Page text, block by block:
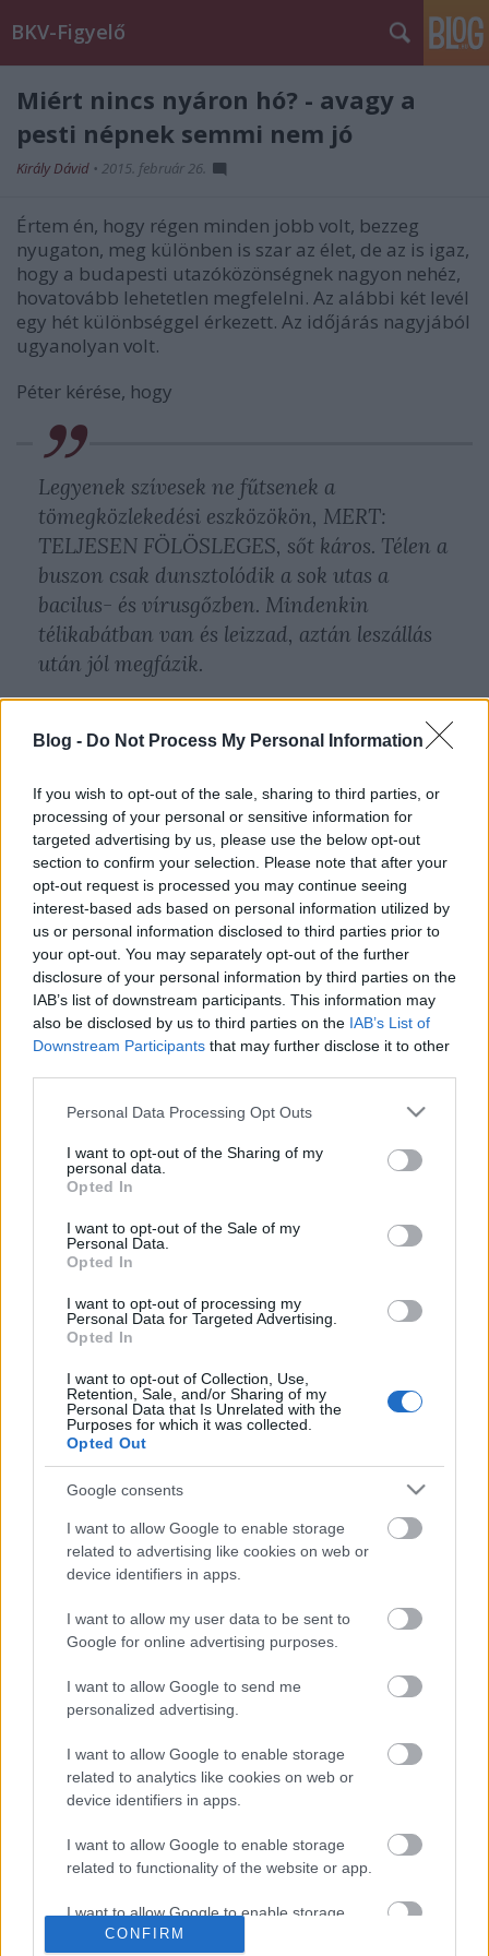
Blog - Do Not Process My Personal Information
If you wish to opt-out of the sale, sharing to third parties, or
processing of your personal or sensitive information for
targeted advertising by us, please use the below opt-out
section to confirm your selection. Please note that after your
opt-out request is processed you may continue seeing
interest-based ads based on personal information utilized by
us or personal information disclosed to third parties prior to
your opt-out. You may separately opt-out of the further
disclosure of your personal information by third parties on the
IAB’s list of downstream participants. This information may
also be disclosed by us to third parties on the IAB’s List of
Downstream Participants that may further disclose it to other
Please note that this website/app uses one or more Google
not limited to your visit or usage behaviour. You may click to
grant or deny consent to Google and its third-party tags to
use your data for below specified purposes in below Google
consent section.
Personal Data Processing Opt Outs
I want to opt-out of the Sharing of my
personal data.
Opted In
I want to opt-out of the Sale of my
Personal Data.
Opted In
I want to opt-out of processing my
Personal Data for Targeted Advertising.
Opted In
I want to opt-out of Collection, Use,
Retention, Sale, and/or Sharing of my
Personal Data that Is Unrelated with the
Purposes for which it was collected.
Opted Out
Google consents
I want to allow Google to enable storage
related to advertising like cookies on web or
device identifiers in apps.
I want to allow my user data to be sent to
Google for online advertising purposes.
I want to allow Google to send me
personalized advertising.
I want to allow Google to enable storage
related to analytics like cookies on web or
device identifiers in apps.
I want to allow Google to enable storage
related to functionality of the website or app.
I want to allow Google to enable storage
related to personalization.
CONFIRM
BKV-Figyelő
Miért nincs nyáron hó? - avagy a
pesti népnek semmi nem jó
Király Dávid • 2015. február 26.
Értem én, hogy régen minden jobb volt, bezzeg
nyugaton, meg különben is szar az élet, de az is igaz,
hogy a budapesti utazóközönségnek nagyon nehéz,
hovatovább lehetetlen megfelelni. Az alábbi két levél
egy hét különbséggel érkezett. Az időjárás nagyjából
ugyanolyan volt.
Péter kérése, hogy
Legyenek szívesek ne fűtsenek a
tömegközlekedési eszközökön, MERT:
TELJESEN FÖLÖSLEGES, sőt káros. Télen a
buszon csak dunsztolódik a sok utas a
bacilus- és vírusgőzben. Mindenkin
télikabátban van és leizzad, aztán leszállás
után jól megfázik.
Fotó: Wikipedia
Nyáron meg úgyis meleg van. Ezt talán nem
kéne magyarázni, ha a sofőr nem azt
válaszolná augusztusban és most
februárban egyaránt, hogy ő nem tudja
lekapcsolni a fűtést, sőt, hogy őt
megbüntetik, ha lekapcsolja.
Bálint viszont afelől érdeklődik, hogy
Miért tartózkodnak a 20E járat buszinak
fűtésétől? Az elmúlt két hétben a reggeli
órákban három különféle gyártmányú
busszal is utaztam (Ikarus, Volvo,
Mercedes), azonban a fűtés sehol sem járt, a
megszokottnál is kellemetlenebbé téve az
utazást.
ernyő! Vagy ne!
Címkék:időjárás dilemma fűtés
Ajánlott bejegyzések: